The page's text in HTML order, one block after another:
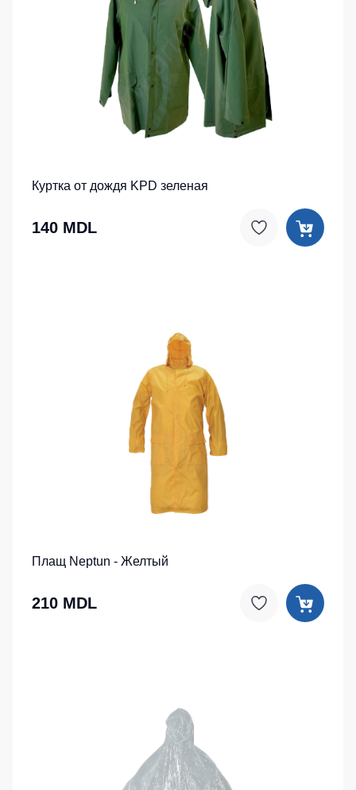
Куртка от дождя KPD зеленая
140 MDL
Плащ Neptun - Желтый
210 MDL